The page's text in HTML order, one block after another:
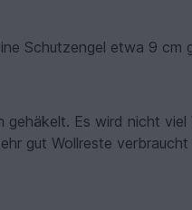
Schutzengel etwa 9 cm
gehäkelt. Es wird nicht
gut Wollreste